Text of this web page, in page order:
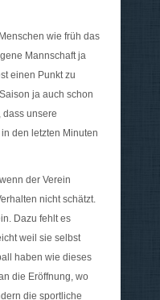
wie früh das
Mannschaft ja
einen Punkt zu
ja auch schon
dass unsere
den letzten Minuten
der Verein
nicht schätzt.
Dazu fehlt es
weil sie selbst
haben wie dieses
die Eröffnung, wo
die sportliche